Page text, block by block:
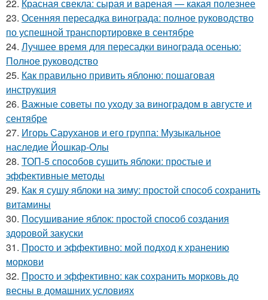
22. Красная свекла: сырая и вареная — какая полезнее
23. Осенняя пересадка винограда: полное руководство
по успешной транспортировке в сентябре
24. Лучшее время для пересадки винограда осенью:
Полное руководство
25. Как правильно привить яблоню: пошаговая
инструкция
26. Важные советы по уходу за виноградом в августе и
сентябре
27. Игорь Саруханов и его группа: Музыкальное
наследие Йошкар-Олы
28. ТОП-5 способов сушить яблоки: простые и
эффективные методы
29. Как я сушу яблоки на зиму: простой способ сохранить
витамины
30. Посушивание яблок: простой способ создания
здоровой закуски
31. Просто и эффективно: мой подход к хранению
моркови
32. Просто и эффективно: как сохранить морковь до
весны в домашних условиях